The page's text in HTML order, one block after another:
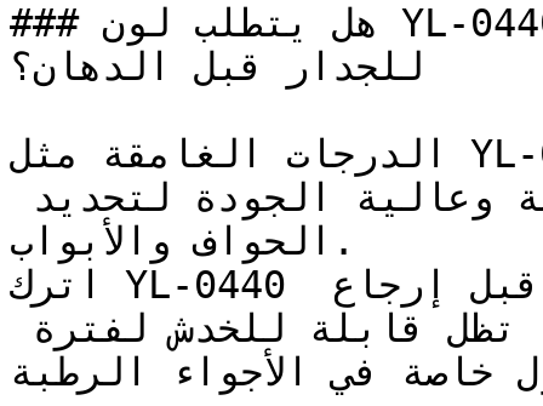
### هل يتطلب لون YL-0440 تأسيس أو معالجة خاصة
للجدار قبل الدهان؟
الدرجات الغامقة مثل YL-0440 تبرز فيها خطوط الفرشاة
الحواف والأبواب.
اترك YL-0440 ليجف تماماً وتكتمل قساوته قبل إرجاع
خاصة في الأجواء الرطبة.